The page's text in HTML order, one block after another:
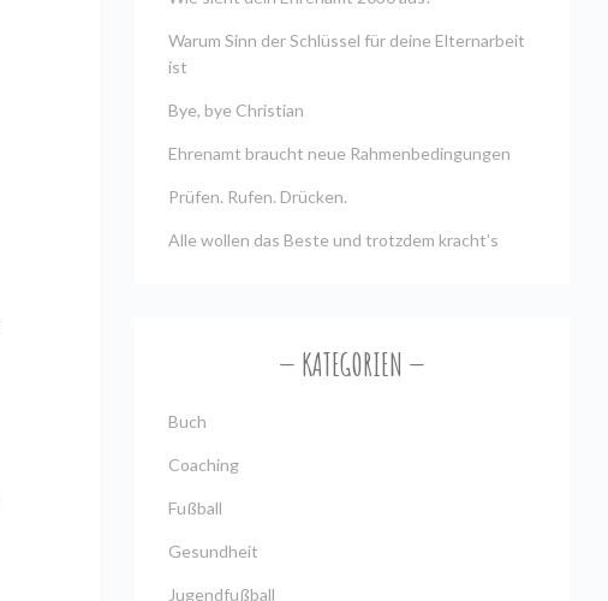
Warum Sinn der Schlüssel für deine Elternarbeit
ist
Bye, bye Christian
Ehrenamt braucht neue Rahmenbedingungen
Prüfen. Rufen. Drücken.
Alle wollen das Beste und trotzdem kracht’s
KATEGORIEN
Buch
Coaching
Fußball
Gesundheit
Jugendfußball